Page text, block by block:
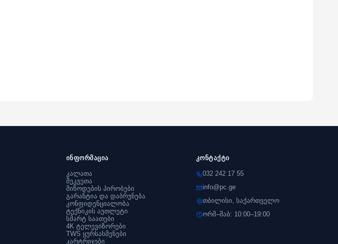
ინფორმაცია
კალათა
შეკვეთა
მიწოდების პირობები
გარანტია და დაბრუნება
კონფიდენციალობა
ტექნიკის აუთლეტი
სმარტ საათები
4K ტელევიზორები
TWS ყურსასმენები
კარტრიჯები
კონტაქტი
032 242 17 55
info@pc.ge
თბილისი, საქართველო
ორშ–შაბ: 10:00–19:00